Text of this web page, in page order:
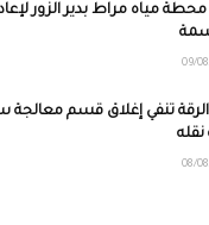
تنفي إغلاق قسم معالجة